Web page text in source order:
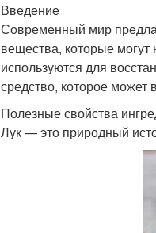
Введение
Современный мир
вещества, которые
используются для
средство, которое может
Полезные свойства
Лук — это природный